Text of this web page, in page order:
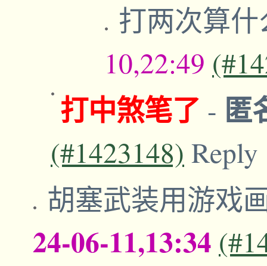
打两次算
10,22:49
打中煞笔了 - 匿
(#1423148) Reply
胡塞武装用游戏
24-06-11,13:34